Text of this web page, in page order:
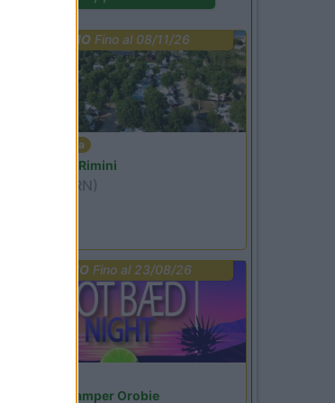
PROMO Fino al 08/11/26
Emilia Romagna
Camper Park Rimini
(RN)
PROMO Fino al 23/08/26
Area Sosta Camper Orobie